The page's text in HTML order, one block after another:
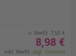
o. MwSt. 7,55 €
8,98 €
inkl. MwSt. zzgl. Versand